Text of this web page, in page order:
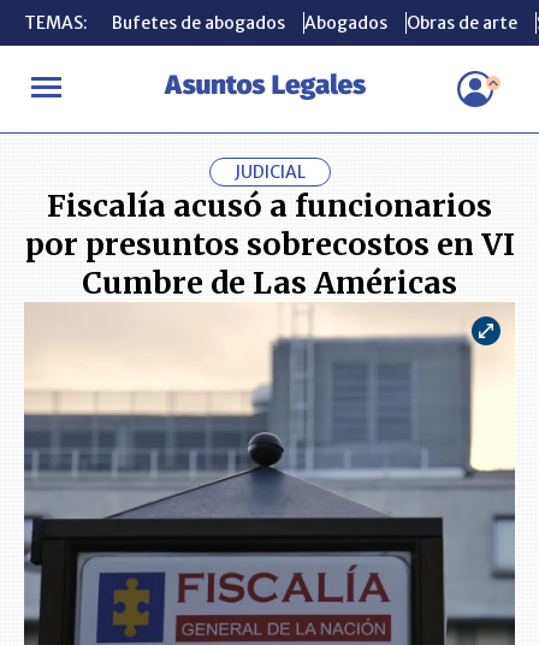
TEMAS: Bufetes de abogados Abogados Obras de arte
INICIO ACTUALIDAD Fiscalía acusó a funcionarios por
TEMAS: Bufetes de abogados Abogados Obras de arte
JUDICIAL
Fiscalía acusó a funcionarios
por presuntos sobrecostos en VI
Cumbre de Las Américas